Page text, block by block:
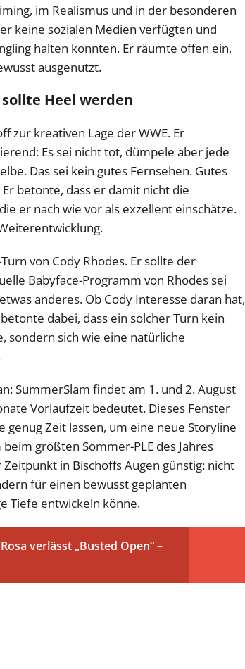
im Realismus und in der besonderen
keine sozialen Medien verfügten und
halten konnten. Er räumte offen ein,
ausgenutzt.
Heel werden
zur kreativen Lage der WWE. Er
Es sei nicht tot, dümpele aber jede
Das sei kein gutes Fernsehen. Gutes
betonte, dass er damit nicht die
er nach wie vor als exzellent einschätze.
von Cody Rhodes. Er sollte der
Babyface-Programm von Rhodes sei
anderes. Ob Cody Interesse daran hat,
dabei, dass ein solcher Turn kein
sondern sich wie eine natürliche
SummerSlam findet am 1. und 2. August
Vorlaufzeit bedeutet. Dieses Fenster
Zeit lassen, um eine neue Storyline
größten Sommer-PLE des Jahres
in Bischoffs Augen günstig: nicht
für einen bewusst geplanten
Tiefe entwickeln könne.
verlässt „Busted Open“ –